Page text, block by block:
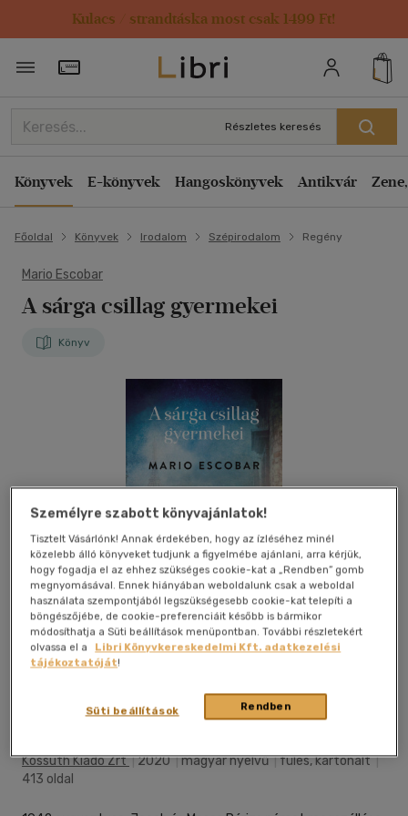
Kulacs / strandtáska most csak 1499 Ft!
Törzsvásárlói Kártya adatai
Részletes keresés
Könyvek E-könyvek Hangoskönyvek Antikvár
Főoldal Könyvek Irodalom Szépirodalom Regény
Mario Escobar
A sárga csillag gyermekei
Könyv
Megosztom
Kossuth Kiadó Zrt|2020|magyar nyelvű|füles, kartonált|
413 oldal
Személyre szabott könyvajánlatok!
Tisztelt Vásárlónk! Annak érdekében, hogy az ízléséhez minél
közelebb álló könyveket tudjunk a figyelmébe ajánlani, arra kérjük,
hogy fogadja el az ehhez szükséges cookie-kat a „Rendben” gomb
megnyomásával. Ennek hiányában weboldalunk csak a weboldal
használata szempontjából legszükségesebb cookie-kat telepíti a
böngészőjébe, de cookie-preferenciáit később is bármikor
módosíthatja a Süti beállítások menüpontban. További részletekért
olvassa el a
Libri Könyvkereskedelmi Kft. adatkezelési
tájékoztatóját!
Rendben
Süti beállítások